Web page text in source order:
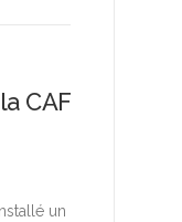
CAF
un